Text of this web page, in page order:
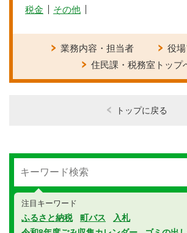
税金 その他
業務内容・担当者
役
住民課・税務室トップ
トップに戻る
注目キーワード
ふるさと納税 町バス
入札